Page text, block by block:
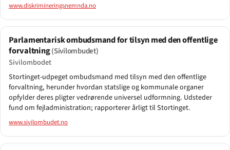
www.diskrimineringsnemnda.no
Parlamentarisk ombudsmand for tilsyn med den offentlige
forvaltning(Sivilombudet)
Sivilombodet
Stortinget-udpeget ombudsmand med tilsyn med den offentlige
forvaltning, herunder hvordan statslige og kommunale organer
opfylder deres pligter vedrørende universel udformning. Udsteder
fund om fejladministration; rapporterer årligt til Stortinget.
www.sivilombudet.no